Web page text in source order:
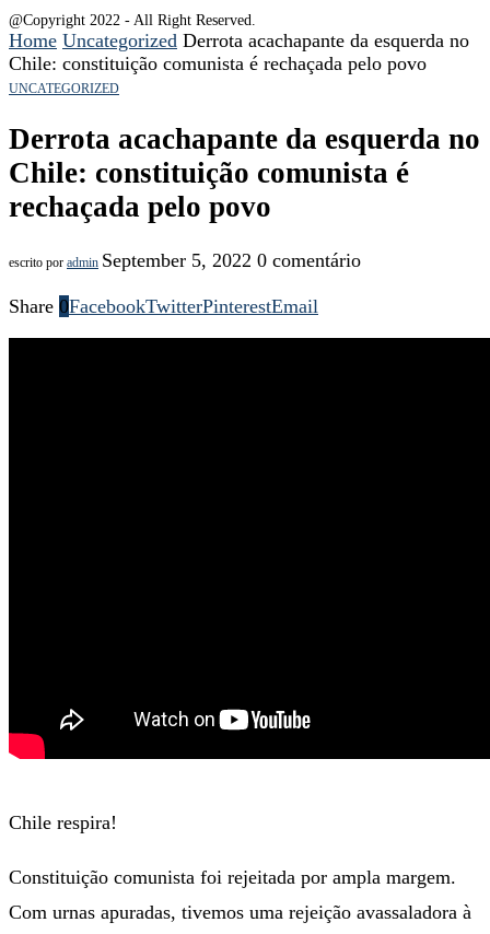
@Copyright 2022 - All Right Reserved.
Home Uncategorized Derrota acachapante da esquerda no
Chile: constituição comunista é rechaçada pelo povo
UNCATEGORIZED
Derrota acachapante da esquerda no
Chile: constituição comunista é
rechaçada pelo povo
escrito por admin September 5, 2022 0 comentário
Share 0FacebookTwitterPinterestEmail
Chile respira!
Constituição comunista foi rejeitada por ampla margem.
Com urnas apuradas, tivemos uma rejeição avassaladora à